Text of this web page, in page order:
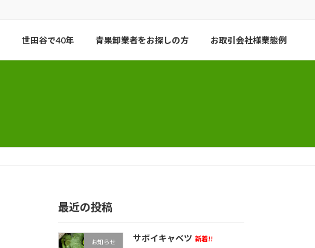
世田谷で40年 青果卸業者をお探しの方 お取引会社様業態例
最近の投稿
お知らせ サボイキャベツ 新着!!